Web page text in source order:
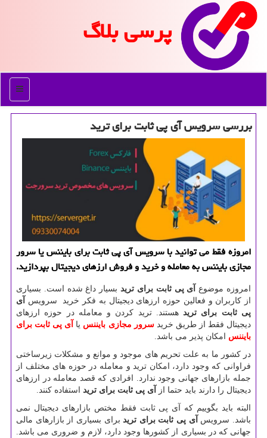
پرسی بلاگ
منو
بررسی سرویس آی پی ثابت برای ترید
امروزه فقط می توانید با سرویس آی پی ثابت برای بایننس یا سرور
مجازی بایننس به معامله و خرید و فروش ارزهای دیجیتال بپردازید.
امروزه موضوع آی پی ثابت برای تریدبسیار داغ شده است. بسیاری
از کاربران و فعالین حوزه ارزهای دیجیتال به فکر خرید سرویس
آی
پی ثابت برای تریدهستند. ترید کردن و معامله در حوزه ارزهای
دیجیتال فقط از طریق خریدسرور مجازی بایننس یا آی پی ثابت برای
بایننس امکان پذیر می باشد.
در کشور ما به علت تحریم های موجود و موانع و مشکلات زیرساختی
فراوانی که وجود دارد، امکان ترید و معامله در حوزه های مختلف از
جمله بازارهای جهانی وجود ندارد. افرادی که قصد معامله در ارزهای
دیجیتال را دارند باید حتما از
آی پی ثابت برای ترید استفاده کنند.
البته باید بگوییم که آی پی ثابت فقط مختص بازارهای دیجیتال نمی
باشد. سرویس آی پی ثابت برای تریدبرای بسیاری از بازارهای مالی
جهانی که در بسیاری از کشورها وجود دارد، لازم و ضروری می باشد.